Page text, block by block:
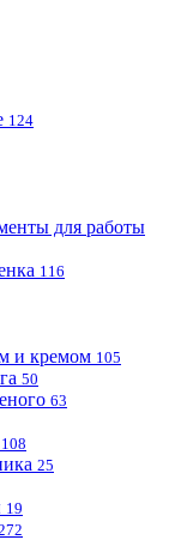
124
для работы
116
и кремом 105
50
63
108
25
19